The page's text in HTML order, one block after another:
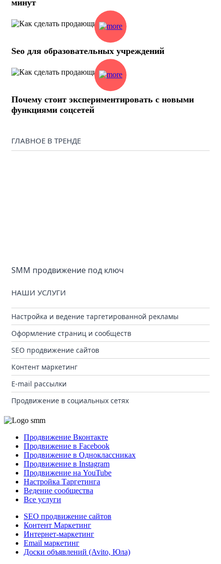
минут
Seo для образовательных учреждений
Почему стоит экспериментировать с новыми
функциями соцсетей
ГЛАВНОЕ В ТРЕНДЕ
SMM продвижение под ключ
НАШИ УСЛУГИ
Настройка и ведение таргетированной рекламы
Оформление страниц и сообществ
SEO продвижение сайтов
Контент маркетинг
E-mail рассылки
Продвижение в социальных сетях
Продвижение Вконтакте
Продвижение в Facebook
Продвижение в Одноклассниках
Продвижение в Instagram
Продвижение на YouTube
Настройка Таргетинга
Ведение сообщества
Все услуги
SEO продвижение сайтов
Контент Маркетинг
Интернет-маркетинг
Email маркетинг
Доски объявлений (Avito, Юла)